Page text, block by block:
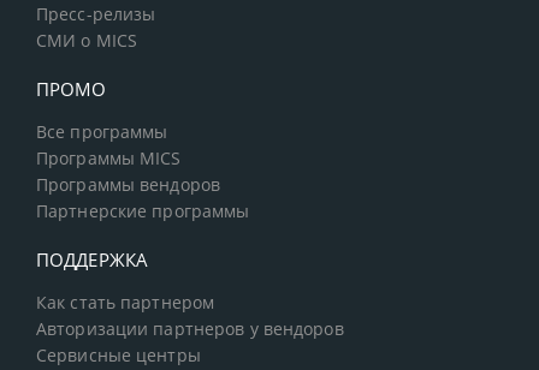
Пресс-релизы
СМИ о MICS
ПРОМО
Все программы
Программы MICS
Программы вендоров
Партнерские программы
ПОДДЕРЖКА
Как стать партнером
Авторизации партнеров у вендоров
Сервисные центры